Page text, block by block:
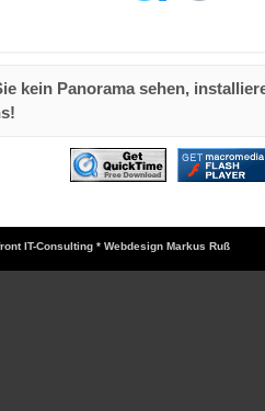
kein Panorama sehen,
IT-Consulting * Webdesign Markus Ruß